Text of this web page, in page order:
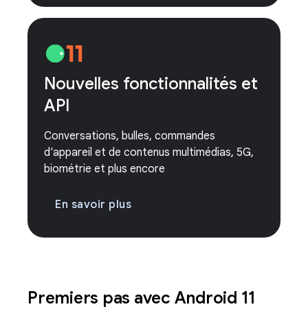
Nouvelles fonctionnalités et
API
Conversations, bulles, commandes
d'appareil et de contenus multimédias, 5G,
biométrie et plus encore
En savoir plus
Premiers pas avec Android 11